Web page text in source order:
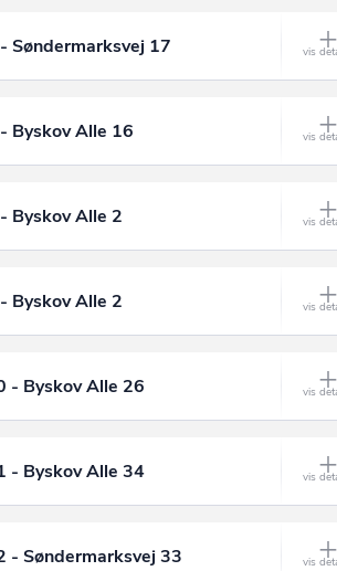
Søndermarksvej 17
Byskov Alle 16
Byskov Alle 2
Byskov Alle 2
- Byskov Alle 26
- Byskov Alle 34
- Søndermarksvej 33